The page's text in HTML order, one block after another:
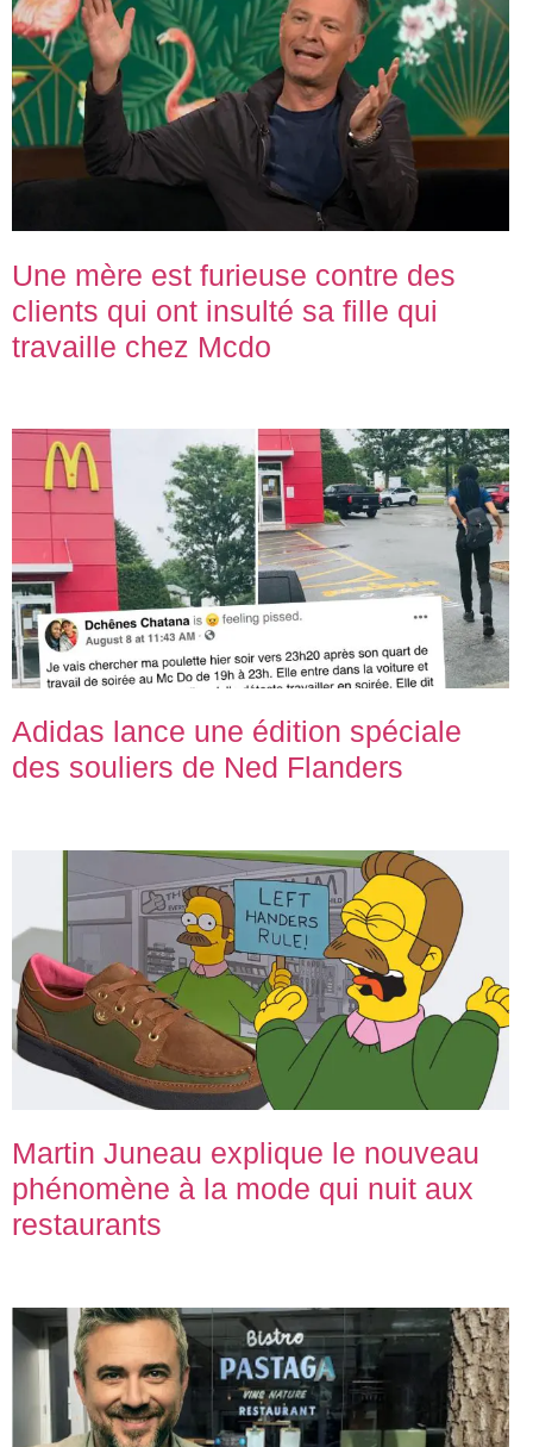
Une mère est furieuse contre des
clients qui ont insulté sa fille qui
travaille chez Mcdo
Adidas lance une édition spéciale
des souliers de Ned Flanders
Martin Juneau explique le nouveau
phénomène à la mode qui nuit aux
restaurants